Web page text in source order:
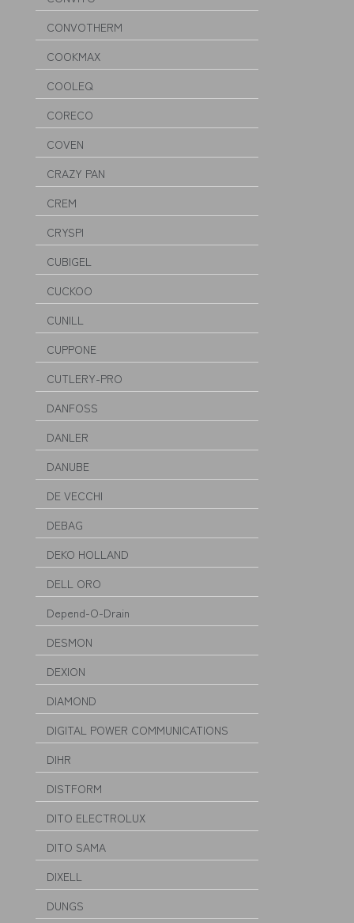
CONVOTHERM
COOKMAX
COOLEQ
CORECO
COVEN
CRAZY PAN
CREM
CRYSPI
CUBIGEL
CUCKOO
CUNILL
CUPPONE
CUTLERY-PRO
DANFOSS
DANLER
DANUBE
DE VECCHI
DEBAG
DEKO HOLLAND
DELL ORO
Depend-O-Drain
DESMON
DEXION
DIAMOND
DIGITAL POWER COMMUNICATIONS
DIHR
DISTFORM
DITO ELECTROLUX
DITO SAMA
DIXELL
DUNGS